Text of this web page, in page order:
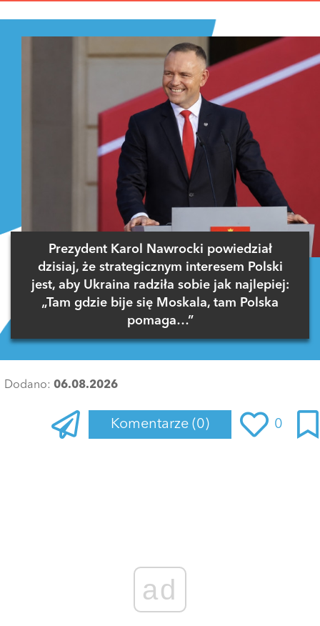
Prezydent Karol Nawrocki powiedział
dzisiaj, że strategicznym interesem Polski
jest, aby Ukraina radziła sobie jak najlepiej:
„Tam gdzie bije się Moskala, tam Polska
pomaga…”
Dodano: 06.08.2026
Komentarze (0) 0
ad